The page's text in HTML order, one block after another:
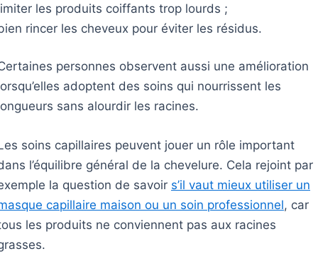
les produits coiffants trop lourds ;
rincer les cheveux pour éviter les résidus.
personnes observent aussi une amélioration
adoptent des soins qui nourrissent les
sans alourdir les racines.
soins capillaires peuvent jouer un rôle important
l’équilibre général de la chevelure. Cela rejoint par
la question de savoir s’il vaut mieux utiliser un
capillaire maison ou un soin professionnel, car
les produits ne conviennent pas aux racines